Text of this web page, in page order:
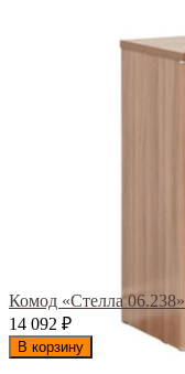
Комод «Стелла 06.238»
14 092 ₽
В корзину